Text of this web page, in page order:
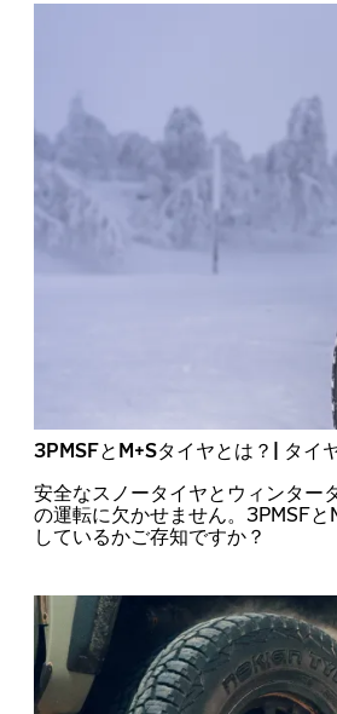
3PMSFとM+Sタイヤとは？| タイ
安全なスノータイヤとウィンター
の運転に欠かせません。3PMSF
しているかご存知ですか？